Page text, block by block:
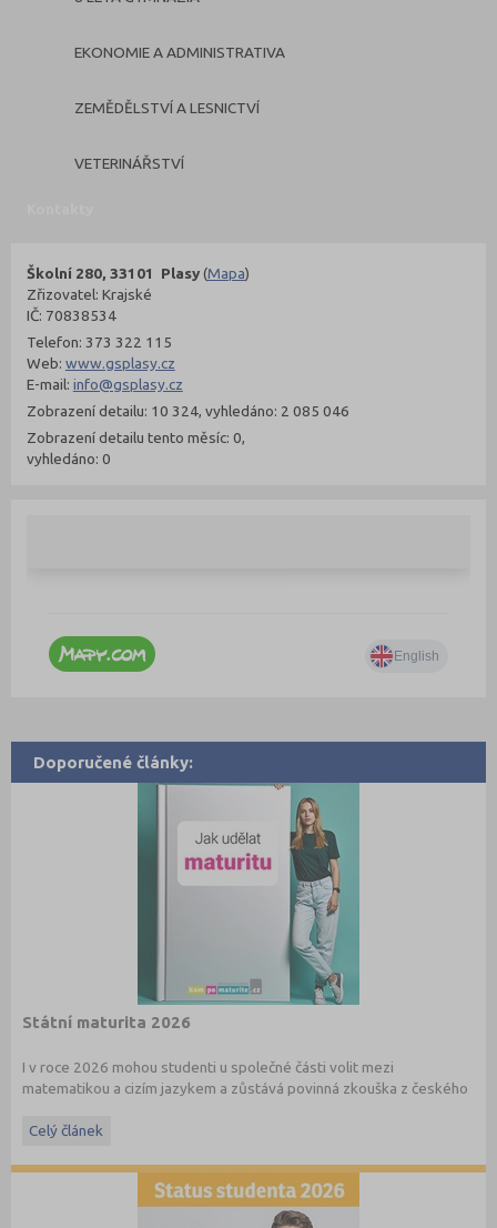
EKONOMIE A ADMINISTRATIVA
ZEMĚDĚLSTVÍ A LESNICTVÍ
VETERINÁŘSTVÍ
Školní 280, 33101 Plasy(Mapa)
Zřizovatel: Krajské
IČ: 70838534
Telefon: 373 322 115
Web: www.gsplasy.cz
E-mail: info@gsplasy.cz
Zobrazení detailu: 10 324, vyhledáno: 2 085 046
Zobrazení detailu tento měsíc: 0,
vyhledáno: 0
Doporučené články:
Státní maturita 2026
I v roce 2026 mohou studenti u společné části volit mezi
matematikou a cizím jazykem a zůstává povinná zkouška z českého
informacemi.
Celý článek